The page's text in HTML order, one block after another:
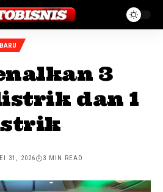
3
dan 1
31, 2026 3 MIN READ